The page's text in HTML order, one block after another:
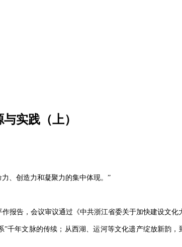
实践（上）
、创造力和凝聚力的集中体现。”
告，会议审议通过《中共浙江省委关于加快建设文化
年文脉的传续；从西湖、运河等文化遗产绽放新韵